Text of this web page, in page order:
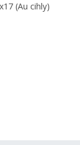
(Au cihly)